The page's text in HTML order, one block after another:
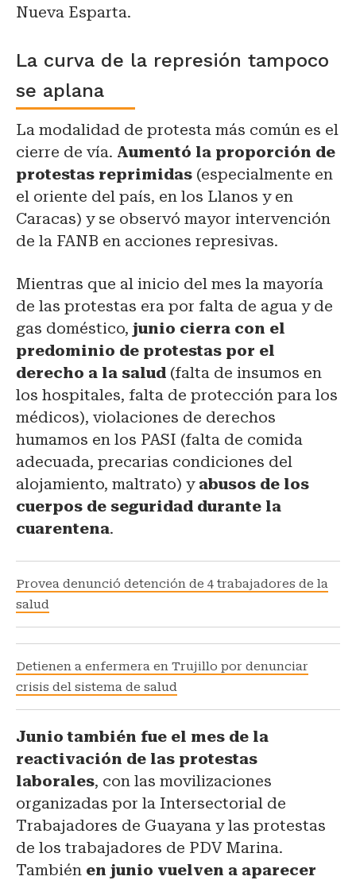
Nueva Esparta.
La curva de la represión tampoco
se aplana
La modalidad de protesta más común es el
cierre de vía. Aumentó la proporción de
protestas reprimidas (especialmente en
el oriente del país, en los Llanos y en
Caracas) y se observó mayor intervención
de la FANB en acciones represivas.
Mientras que al inicio del mes la mayoría
de las protestas era por falta de agua y de
gas doméstico, junio cierra con el
predominio de protestas por el
derecho a la salud (falta de insumos en
los hospitales, falta de protección para los
médicos), violaciones de derechos
humamos en los PASI (falta de comida
adecuada, precarias condiciones del
alojamiento, maltrato) y abusos de los
cuerpos de seguridad durante la
cuarentena.
Provea denunció detención de 4 trabajadores de la
salud
Detienen a enfermera en Trujillo por denunciar
crisis del sistema de salud
Junio también fue el mes de la
reactivación de las protestas
laborales, con las movilizaciones
organizadas por la Intersectorial de
Trabajadores de Guayana y las protestas
de los trabajadores de PDV Marina.
También en junio vuelven a aparecer